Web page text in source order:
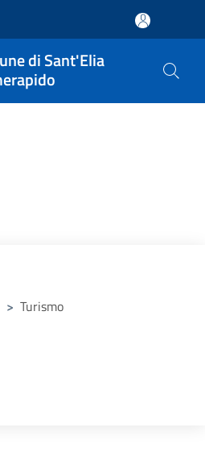
di Sant'Elia
> Turismo